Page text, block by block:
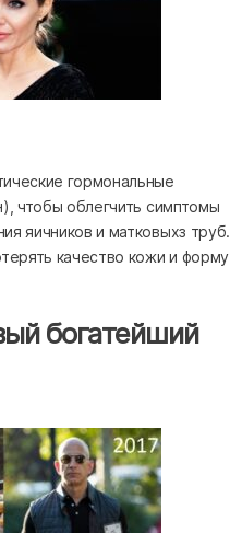
гормональные
чтобы облегчить симптомы
яичников и матковыхз труб.
качество кожи и форму
богатейший